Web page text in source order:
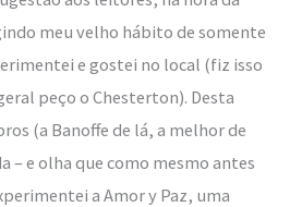
meu velho hábito de somente
e gostei no local (fiz isso
peço o Chesterton). Desta
(a Banoffe de lá, a melhor de
– e olha que como mesmo antes
a Amor y Paz, uma